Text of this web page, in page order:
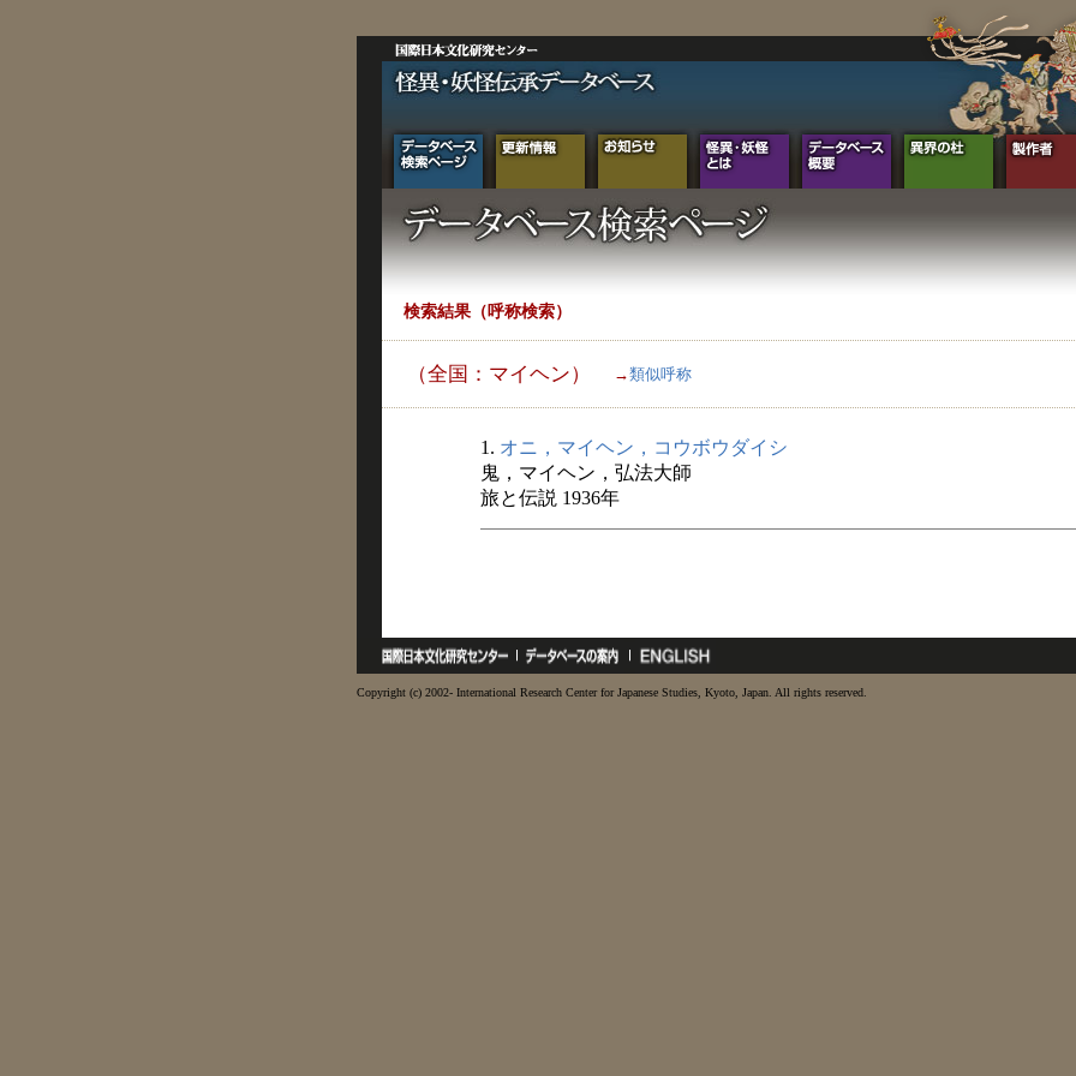
検索結果（呼称検索）
（全国：マイヘン） →類似呼称
1. オニ，マイヘン，コウボウダイシ
鬼，マイヘン，弘法大師
旅と伝説 1936年
Copyright (c) 2002- International Research Center for Japanese Studies, Kyoto, Japan. All rights reserved.